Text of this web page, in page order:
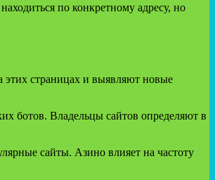
по конкретному адресу, но
этих страницах и выявляют новые
ботов. Владельцы сайтов определяют в
сайты. Азино влияет на частоту